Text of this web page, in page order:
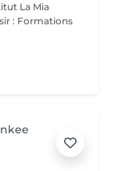
La Mia